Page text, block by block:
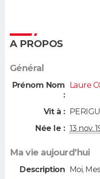
A PROPOS
Général
Prénom Nom
:
Laure
Vit à :
Née le : 13 nov.
Ma vie aujourd'hui
Description
Moi,